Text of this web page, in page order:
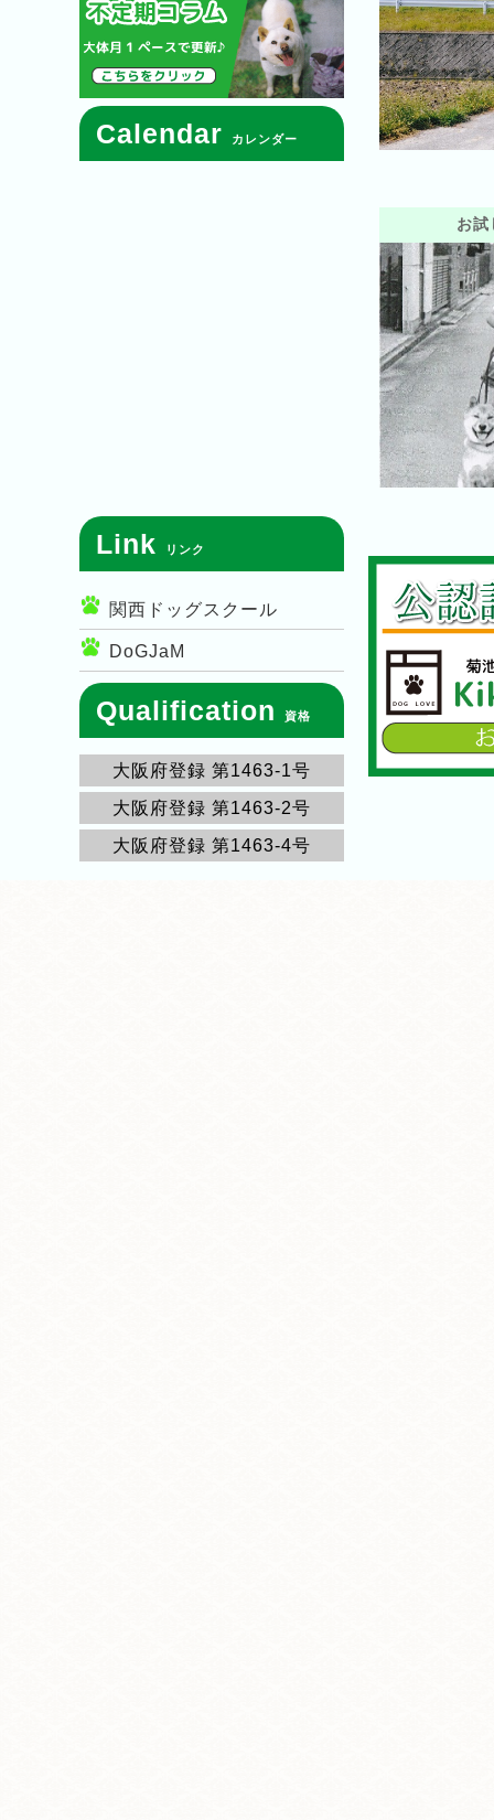
Calendar カレンダー
Link リンク
関西ドッグスクール
DoGJaM
Qualification 資格
大阪府登録 第1463-1号
大阪府登録 第1463-2号
大阪府登録 第1463-4号
お試